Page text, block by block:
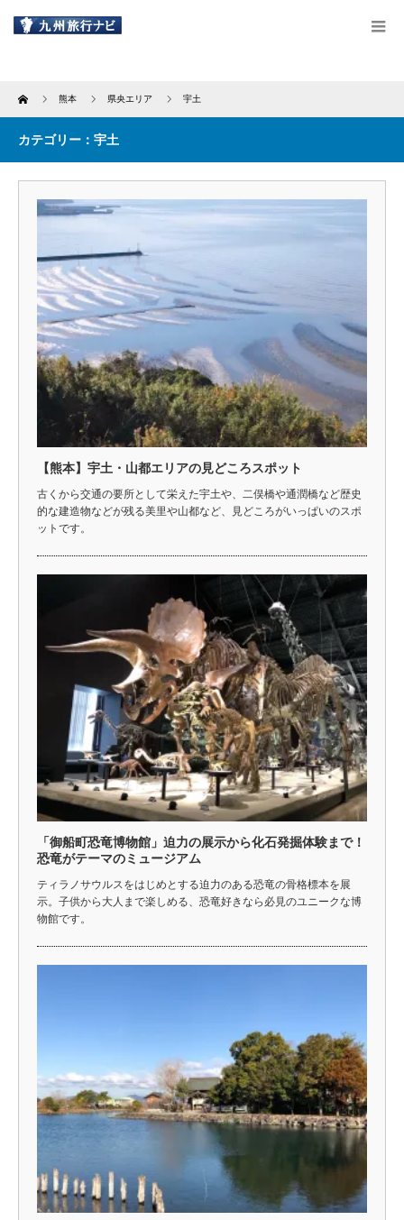
Home 熊本 県央エリア 宇土
カテゴリー：宇土
【熊本】宇土・山都エリアの見どころスポット
古くから交通の要所として栄えた宇土や、二俣橋や通潤橋など歴史
的な建造物などが残る美里や山都など、見どころがいっぱいのスポ
ットです。
「御船町恐竜博物館」迫力の展示から化石発掘体験まで！
恐竜がテーマのミュージアム
ティラノサウルスをはじめとする迫力のある恐竜の骨格標本を展
示。子供から大人まで楽しめる、恐竜好きなら必見のユニークな博
物館です。